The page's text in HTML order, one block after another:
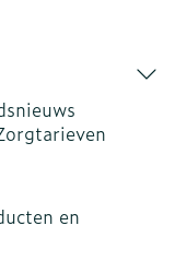
en